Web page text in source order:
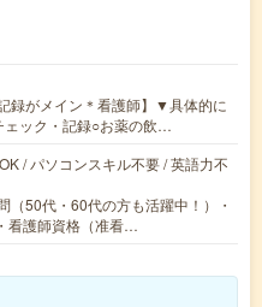
録がメイン＊看護師】▼具体的に
ック・記録○お薬の飲…
/ パソコンスキル不要 / 英語力不
50代・60代の方も活躍中！）・
看護師資格（准看…